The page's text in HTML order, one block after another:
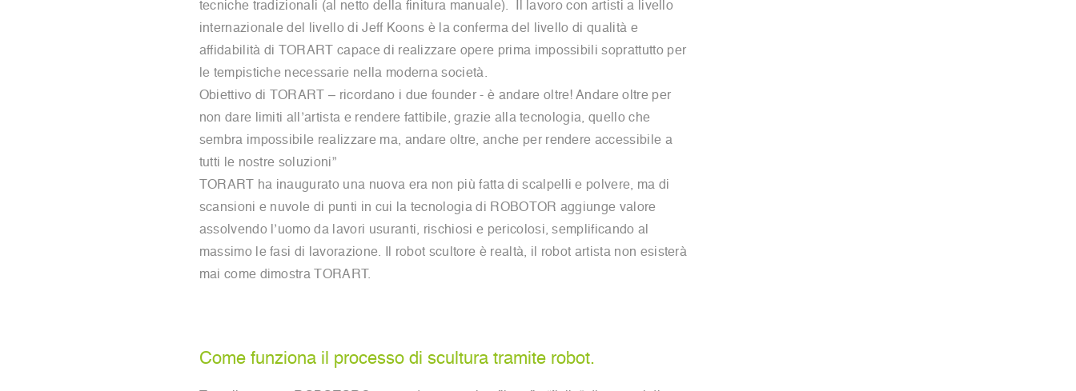
tecniche tradizionali (al netto della finitura manuale). Il lavoro con artisti a livello
internazionale del livello di Jeff Koons è la conferma del livello di qualità e
affidabilità di TORART capace di realizzare opere prima impossibili soprattutto per
le tempistiche necessarie nella moderna società.
Obiettivo di TORART – ricordano i due founder - è andare oltre! Andare oltre per
non dare limiti all’artista e rendere fattibile, grazie alla tecnologia, quello che
sembra impossibile realizzare ma, andare oltre, anche per rendere accessibile a
tutti le nostre soluzioni”
TORART ha inaugurato una nuova era non più fatta di scalpelli e polvere, ma di
scansioni e nuvole di punti in cui la tecnologia di ROBOTOR aggiunge valore
assolvendo l’uomo da lavori usuranti, rischiosi e pericolosi, semplificando al
massimo le fasi di lavorazione. Il robot scultore è realtà, il robot artista non esisterà
mai come dimostra TORART.
Come funziona il processo di scultura tramite robot.